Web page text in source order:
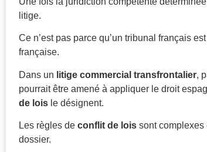
litige.
Ce n’est pas parce qu’un tribunal français
française.
Dans un litige commercial transfrontalier,
pourrait être amené à appliquer le droit
de lois le désignent.
Les règles deconflit de lois sont complexes
dossier.